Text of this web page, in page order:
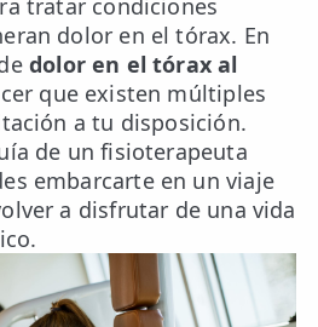
tratar condiciones
dolor en el tórax. En
dolor en el tórax al
que existen múltiples
a tu disposición.
de un fisioterapeuta
embarcarte en un viaje
a disfrutar de una vida